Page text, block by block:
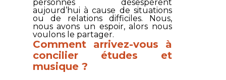
personnes désespèrent
aujourd’hui à cause de situations
ou de relations difficiles. Nous,
nous avons un espoir, alors nous
voulons le partager.
Comment arrivez-vous à
concilier études et
musique ?